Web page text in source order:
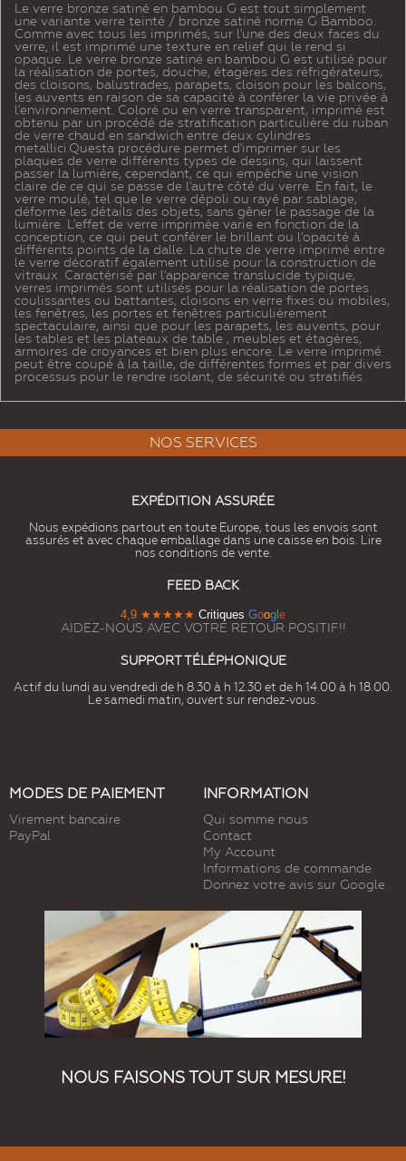
Le verre bronze satiné en bambou G est tout simplement
une variante verre teinté / bronze satiné norme G Bamboo.
Comme avec tous les imprimés, sur l'une des deux faces du
verre, il est imprimé une texture en relief qui le rend si
opaque. Le verre bronze satiné en bambou G est utilisé pour
la réalisation de portes, douche, étagères des réfrigérateurs,
des cloisons, balustrades, parapets, cloison pour les balcons,
les auvents en raison de sa capacité à conférer la vie privée à
l'environnement. Coloré ou en verre transparent, imprimé est
obtenu par un procédé de stratification particulière du ruban
de verre chaud en sandwich entre deux cylindres
metallici.Questa procédure permet d'imprimer sur les
plaques de verre différents types de dessins, qui laissent
passer la lumière, cependant, ce qui empêche une vision
claire de ce qui se passe de l'autre côté du verre. En fait, le
verre moulé, tel que le verre dépoli ou rayé par sablage,
déforme les détails des objets, sans gêner le passage de la
lumière. L'effet de verre imprimée varie en fonction de la
conception, ce qui peut conférer le brillant ou l'opacité à
différents points de la dalle. La chute de verre imprimé entre
le verre décoratif également utilisé pour la construction de
vitraux. Caractérisé par l'apparence translucide typique,
verres imprimés sont utilisés pour la réalisation de portes
coulissantes ou battantes, cloisons en verre fixes ou mobiles,
les fenêtres, les portes et fenêtres particulièrement
spectaculaire, ainsi que pour les parapets, les auvents, pour
les tables et les plateaux de table , meubles et étagères,
armoires de croyances et bien plus encore. Le verre imprimé
peut être coupé à la taille, de différentes formes et par divers
processus pour le rendre isolant, de sécurité ou stratifiés.
NOS SERVICES
EXPÉDITION ASSURÉE
Nous expédions partout en toute Europe, tous les envois sont
assurés et avec chaque emballage dans une caisse en bois. Lire
nos conditions de vente.
FEED BACK
4,9 ★★★★★ Critiques Goog e
AIDEZ-NOUS AVEC VOTRE RETOUR POSITIF!!
SUPPORT TÉLÉPHONIQUE
Actif du lundi au vendredi de h 8.30 à h 12.30 et de h 14.00 à h 18.00.
Le samedi matin, ouvert sur rendez-vous.
MODES DE PAIEMENT
Virement bancaire
PayPal
INFORMATION
Qui somme nous
Contact
My Account
Informations de commande
Donnez votre avis sur Google
NOUS FAISONS TOUT SUR MESURE!